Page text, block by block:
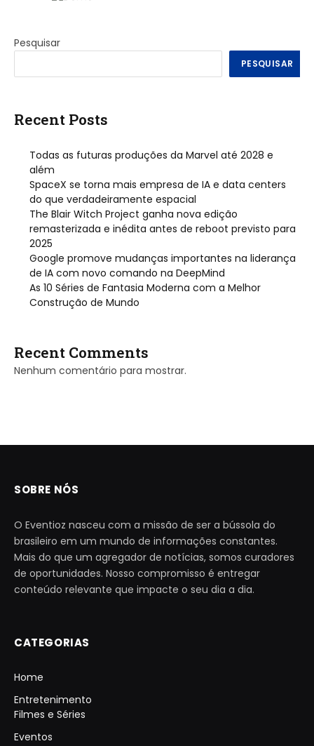
Pesquisar
PESQUISAR
Recent Posts
Todas as futuras produções da Marvel até 2028 e
além
SpaceX se torna mais empresa de IA e data centers
do que verdadeiramente espacial
The Blair Witch Project ganha nova edição
remasterizada e inédita antes de reboot previsto para
2025
Google promove mudanças importantes na liderança
de IA com novo comando na DeepMind
As 10 Séries de Fantasia Moderna com a Melhor
Construção de Mundo
Recent Comments
Nenhum comentário para mostrar.
SOBRE NÓS
O Eventioz nasceu com a missão de ser a bússola do
brasileiro em um mundo de informações constantes.
Mais do que um agregador de notícias, somos curadores
de oportunidades. Nosso compromisso é entregar
conteúdo relevante que impacte o seu dia a dia.
CATEGORIAS
Home
Entretenimento
Filmes e Séries
Eventos